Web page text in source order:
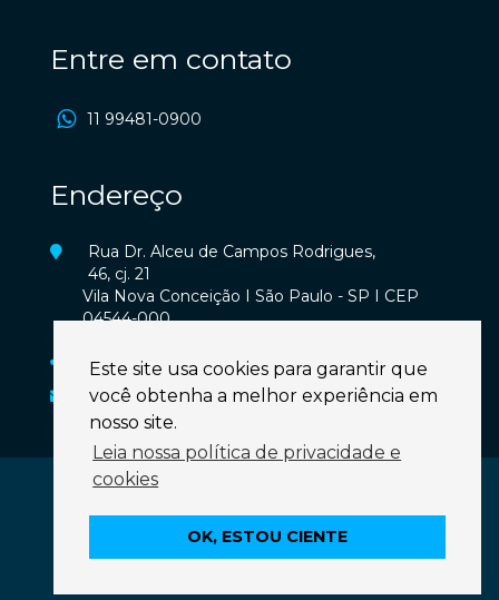
Entre em contato
11 99481-0900
Endereço
Rua Dr. Alceu de Campos Rodrigues,
46, cj. 21
Vila Nova Conceição I São Paulo - SP I CEP
04544-000
11 3849-0800
secretaria@adrianaagnelli.com.br
DIREITOS RESERVADOS -POLÍTICA DE PRIVACIDADE
Este site usa cookies para garantir que
você obtenha a melhor experiência em
nosso site.
Leia nossa política de privacidade e
cookies
OK, ESTOU CIENTE